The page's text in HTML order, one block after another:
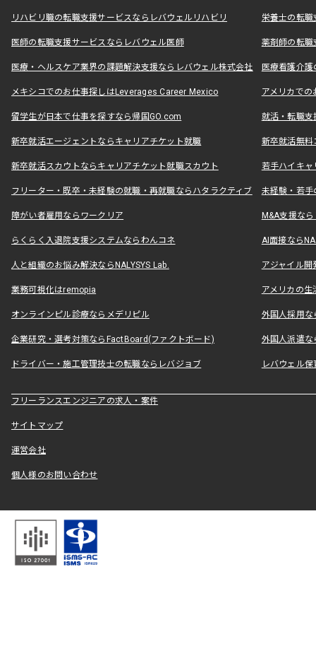
リハビリ職の転職支援サービスならレバウェルリハビリ 栄養士の転
医師の転職支援サービスならレバウェル医師 薬剤師の転
医療・ヘルスケア業界の課題解決支援ならレバウェル株式会社 医療看護介
メキシコでのお仕事探しはLeverages Career Mexico アメリカで
留学生が日本で仕事を探すなら帰国GO.com 就活・転職
新卒就活エージェントならキャリアチケット就職 新卒就活無料
新卒就活スカウトならキャリアチケット就職スカウト 若手ハイキ
フリーター・既卒・未経験の就職・再就職ならハタラクティブ 未経験・若手
障がい者雇用ならワークリア M&A支援な
らくらく入退院支援システムならわんコネ AI面接なら
人と組織のお悩み解決ならNALYSYS Lab. アジャイル
業務可視化はremopia アメリカの
オンラインピル診療ならメデリピル 外国人採用
企業研究・選考対策ならFactBoard(ファクトボード) 外国人派遣な
ドライバー・施工管理技士の転職ならレバジョブ レバウェル
フリーランスエンジニアの求人・案件
サイトマップ
運営会社
個人様のお問い合わせ